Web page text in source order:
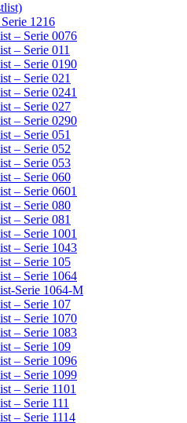
1216
– Serie 0076
– Serie 011
– Serie 0190
– Serie 021
– Serie 0241
– Serie 027
– Serie 0290
– Serie 051
– Serie 052
– Serie 053
– Serie 060
– Serie 0601
– Serie 080
– Serie 081
– Serie 1001
– Serie 1043
– Serie 105
– Serie 1064
Serie 1064-M
– Serie 107
– Serie 1070
– Serie 1083
– Serie 109
– Serie 1096
– Serie 1099
– Serie 1101
– Serie 111
– Serie 1114